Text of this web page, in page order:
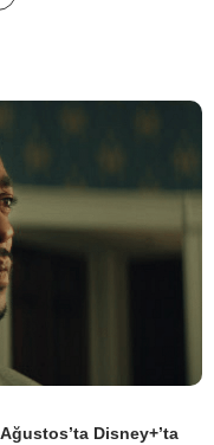
Disney+’ta